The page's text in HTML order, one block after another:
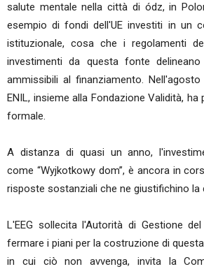
salute mentale nella città di ódz, in
esempio di fondi dell'UE investiti in un
istituzionale, cosa che i regolamenti
investimenti da questa fonte
ammissibili al finanziamento.
ENIL, insieme alla Fondazione Validità,
formale.
A distanza di quasi un anno,
come “Wyjkotkowy dom”, è ancora in
risposte sostanziali che ne giustifichino la
L'EEG sollecita l'Autorità di Gestione
fermare i piani per la costruzione di
in cui ciò non avvenga, invita la